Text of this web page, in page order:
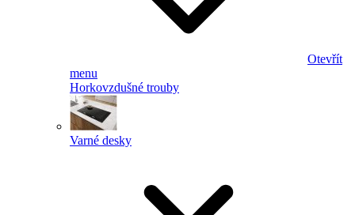
Otevřít
menu
Horkovzdušné trouby
Varné desky